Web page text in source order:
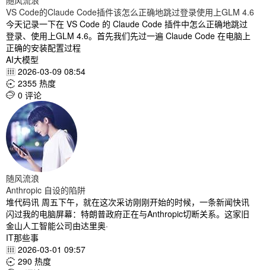
VS Code的Claude Code插件该怎么正确地跳过登录使用上GLM 4.6
今天记录一下在 VS Code 的 Claude Code 插件中怎么正确地跳过
登录、使用上GLM 4.6。首先我们先过一遍 Claude Code 在电脑上
正确的安装配置过程
AI大模型
 2026-03-09 08:54
 2355 热度
 0 评论
随风流浪
Anthropic 自设的陷阱
堆代码讯 周五下午，就在这次采访刚刚开始的时候，一条新闻快讯
闪过我的电脑屏幕：特朗普政府正在与Anthropic切断关系。这家旧
金山人工智能公司由达里奥·
IT那些事
 2026-03-01 09:57
 290 热度